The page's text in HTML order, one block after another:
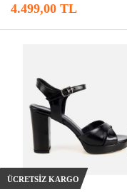
4.499,00 TL
ÜCRETSIZ KARGO